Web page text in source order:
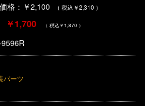
格：￥2,100 （ 税込￥2,310 ）
￥1,700 （ 税込￥1,870 ）
9596R
パーツ